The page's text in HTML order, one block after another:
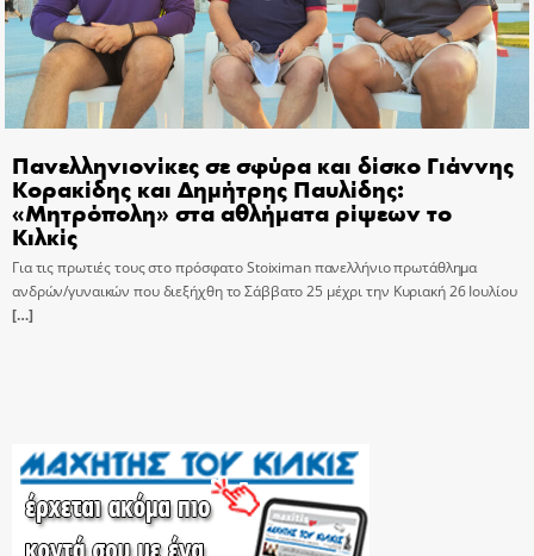
Πανελληνιονίκες σε σφύρα και δίσκο Γιάννης
Κορακίδης και Δημήτρης Παυλίδης:
«Μητρόπολη» στα αθλήματα ρίψεων το
Κιλκίς
Για τις πρωτιές τους στο πρόσφατο Stoiximan πανελλήνιο πρωτάθλημα
ανδρών/γυναικών που διεξήχθη το Σάββατο 25 μέχρι την Κυριακή 26 Ιουλίου
[…]